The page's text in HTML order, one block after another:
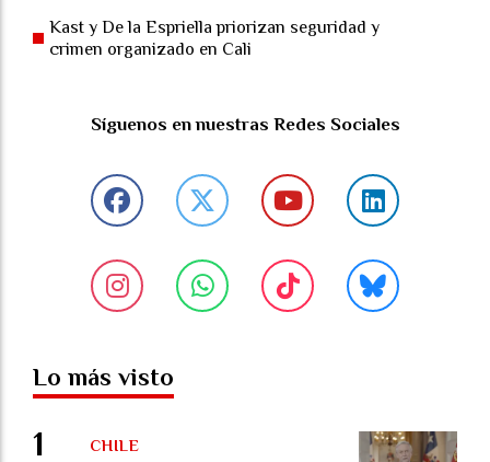
Kast y De la Espriella priorizan seguridad y
crimen organizado en Cali
Síguenos en nuestras Redes Sociales
Lo más visto
CHILE